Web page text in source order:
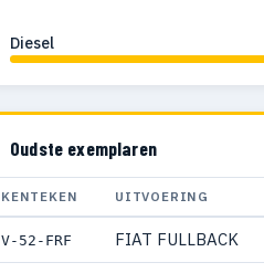
Diesel
Oudste exemplaren
KENTEKEN UITVOERING
V-52-FRF FIAT FULLBACK